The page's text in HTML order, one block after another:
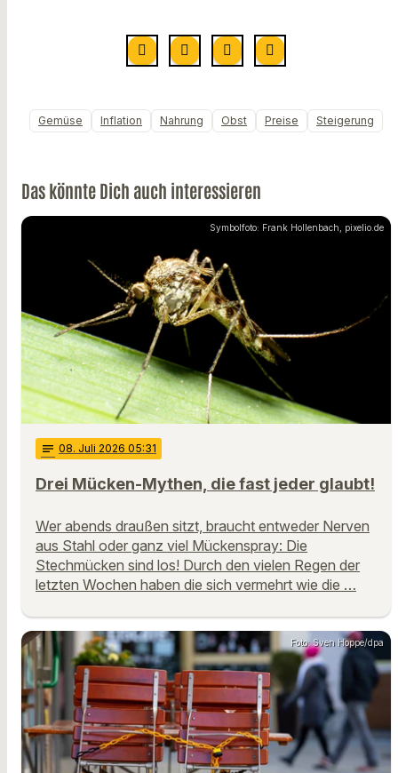
Gemüse Inflation Nahrung Obst Preise Steigerung
Das könnte Dich auch interessieren
Symbolfoto: Frank Hollenbach, pixelio.de
notes 08. Juli 2026 05:31
Drei Mücken-Mythen, die fast jeder glaubt!
Wer abends draußen sitzt, braucht entweder Nerven
aus Stahl oder ganz viel Mückenspray: Die
Stechmücken sind los! Durch den vielen Regen der
letzten Wochen haben die sich vermehrt wie die …
Foto: Sven Hoppe/dpa